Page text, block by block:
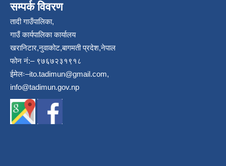
सम्पर्क विवरण
तादी गाउँपालिका,
गाउँ कार्यपालिका कार्यालय
खरानिटार,नुवाकोट,बागमती प्रदेश,नेपाल
फोन नं:– ९७६७२३१९१८
ईमेलः–ito.tadimun@gmail.com,
info@tadimun.gov.np